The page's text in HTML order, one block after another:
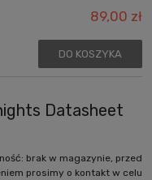
89,00 zł
DO KOSZYKA
Datasheet
brak w magazynie, przed
prosimy o kontakt w celu